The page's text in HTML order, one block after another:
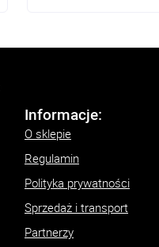
Informacje:
O sklepie
Regulamin
Polityka prywatności
Sprzedaż i transport
Partnerzy